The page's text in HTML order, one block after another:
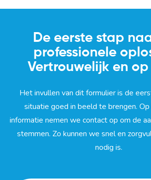
De eerste stap
professionele
Vertrouwelijk en
Het invullen van dit formulier is de
situatie goed in beeld te brengen. Op
informatie nemen we contact op om de
stemmen. Zo kunnen we snel en
nodig is.